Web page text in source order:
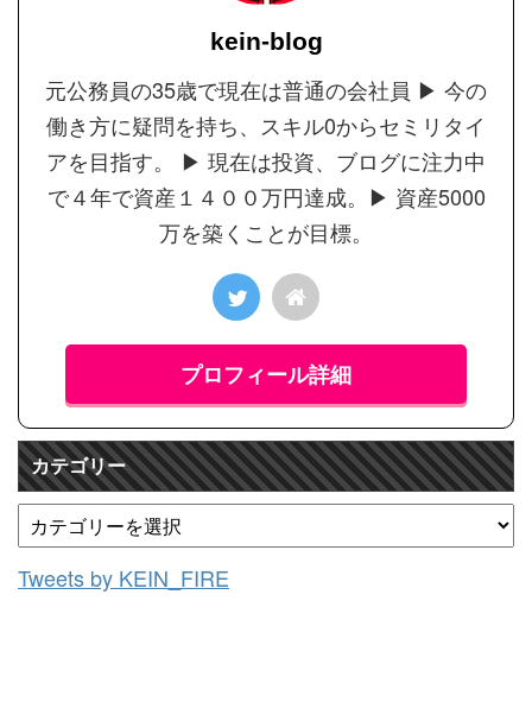
kein-blog
元公務員の35歳で現在は普通の会社員 ▶︎ 今の
働き方に疑問を持ち、スキル0からセミリタイ
アを目指す。 ▶︎ 現在は投資、ブログに注力中
で４年で資産１４００万円達成。▶︎ 資産5000
万を築くことが目標。
プロフィール詳細
カテゴリー
Tweets by KEIN_FIRE